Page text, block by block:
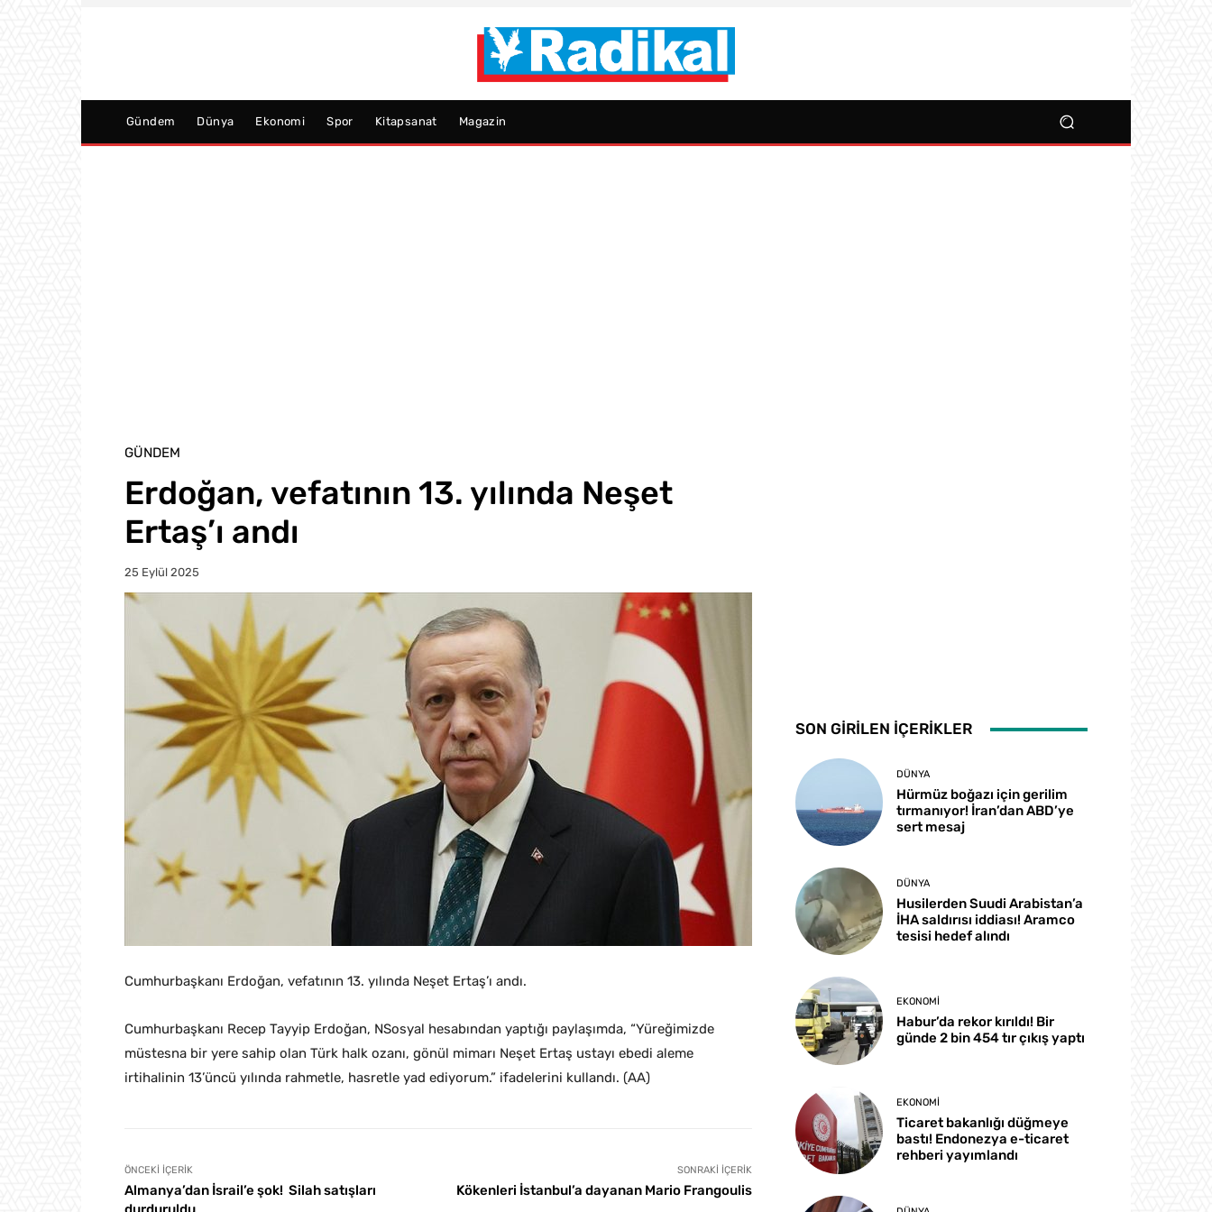
Gündem Dünya Ekonomi Spor Kitapsanat Magazin
GÜNDEM
Erdoğan, vefatının 13. yılında Neşet
Ertaş’ı andı
25 Eylül 2025
Cumhurbaşkanı Erdoğan, vefatının 13. yılında Neşet Ertaş’ı andı.
Cumhurbaşkanı Recep Tayyip Erdoğan, NSosyal hesabından yaptığı paylaşımda, “Yüreğimizde
müstesna bir yere sahip olan Türk halk ozanı, gönül mimarı Neşet Ertaş ustayı ebedi aleme
irtihalinin 13’üncü yılında rahmetle, hasretle yad ediyorum.” ifadelerini kullandı. (AA)
ÖNCEKI İÇERIK
Almanya’dan İsrail’e şok! Silah satışları
SONRAKI İÇERIK
Kökenleri İstanbul’a dayanan Mario Frangoulis
SON GİRİLEN İÇERİKLER
DÜNYA
Hürmüz boğazı için gerilim
tırmanıyor! İran’dan ABD’ye
sert mesaj
DÜNYA
Husilerden Suudi Arabistan’a
İHA saldırısı iddiası! Aramco
tesisi hedef alındı
EKONOMI
Habur’da rekor kırıldı! Bir
günde 2 bin 454 tır çıkış yaptı
EKONOMI
Ticaret bakanlığı düğmeye
bastı! Endonezya e-ticaret
rehberi yayımlandı